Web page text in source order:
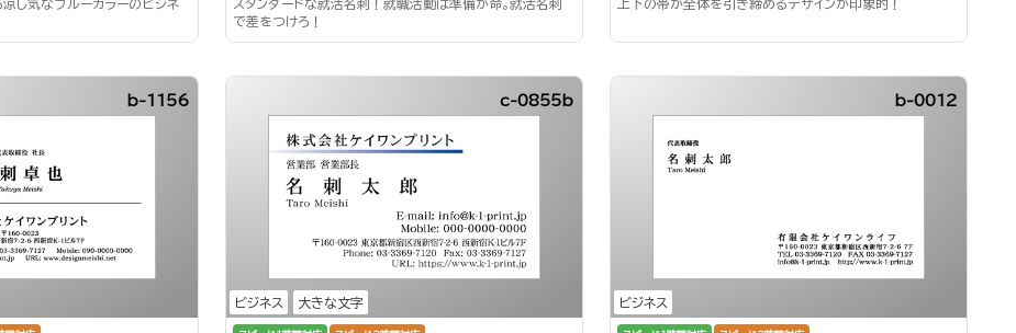
し気なブルーカラーのビジネ
スタンダードな就活名刺！就職活動は準備が命。就活名刺
で差をつけろ！
上下の帯が全体を引き締めるデザインが印象的！
b-1156
ビジネス 大きな文字
c-0855b
ビジネス
b-0012